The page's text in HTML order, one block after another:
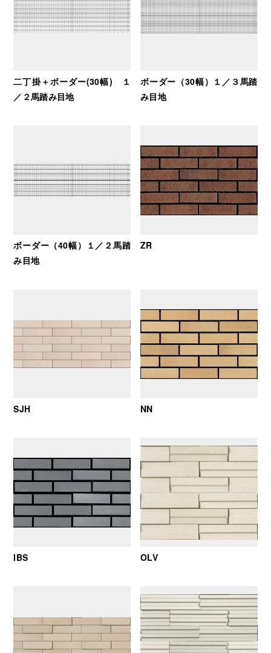
二丁掛＋ボーダー(30幅) １
／２馬踏み目地
ボーダー（30幅）１／３馬踏
み目地
ボーダー（40幅）１／２馬踏
み目地
ZR
SJH NN
IBS OLV